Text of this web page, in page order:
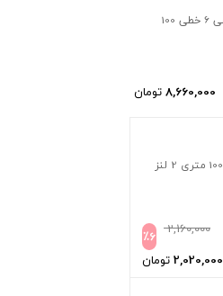
بیم میله ای فنسی 6 خطی 100
8,660,000تومان
٪6 2,160,000
2,020,000تومان